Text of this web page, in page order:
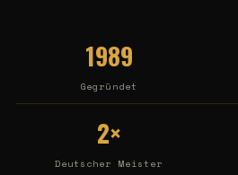
1989
Gegründet
2×
Deutscher Meister